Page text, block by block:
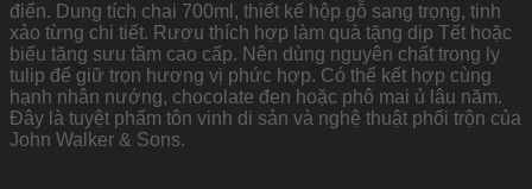
điển. Dung tích chai 700ml, thiết kế hộp gỗ sang trọng, tinh
xảo từng chi tiết. Rượu thích hợp làm quà tặng dịp Tết hoặc
biếu tặng sưu tầm cao cấp. Nên dùng nguyên chất trong ly
tulip để giữ trọn hương vị phức hợp. Có thể kết hợp cùng
hạnh nhân nướng, chocolate đen hoặc phô mai ủ lâu năm.
Đây là tuyệt phẩm tôn vinh di sản và nghệ thuật phối trộn của
John Walker & Sons.